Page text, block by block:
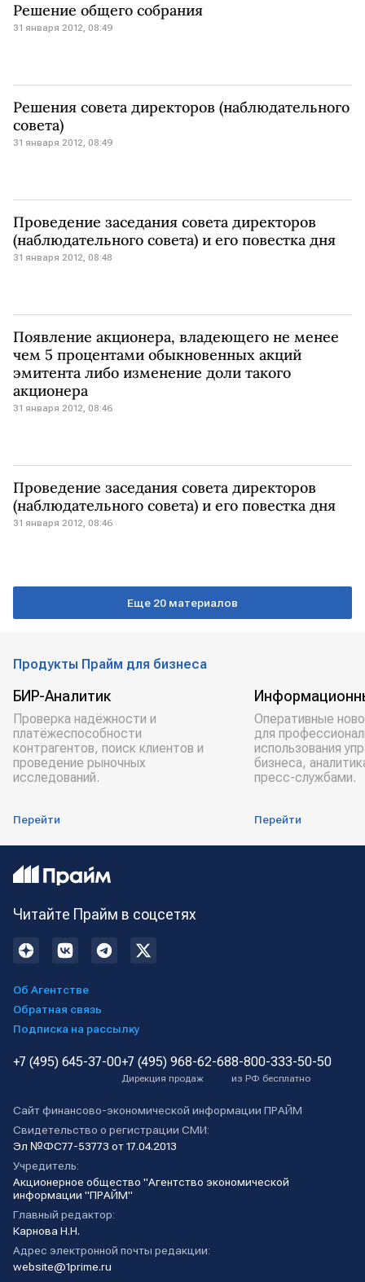
Решение общего собрания
31 января 2012, 08:49
Решения совета директоров (наблюдательного
совета)
31 января 2012, 08:49
Проведение заседания совета директоров
(наблюдательного совета) и его повестка дня
31 января 2012, 08:48
Появление акционера, владеющего не менее
чем 5 процентами обыкновенных акций
эмитента либо изменение доли такого
акционера
31 января 2012, 08:46
Проведение заседания совета директоров
(наблюдательного совета) и его повестка дня
31 января 2012, 08:46
Еще 20 материалов
Продукты Прайм для бизнеса
БИР-Аналитик
Проверка надёжности и
платёжеспособности
контрагентов, поиск клиентов и
проведение рыночных
исследований.
Перейти
Оперативные
для
использования
бизнеса,
пресс-службами.
Перейти
Читайте Прайм в соцсетях
Об Агентстве
Обратная связь
Подписка на рассылку
+7 (495) 645-37-00+7 (495) 968-62-68
Дирекция продаж
8-800-333-50-50
из РФ бесплатно
Сайт финансово-экономической информации ПРАЙМ
Свидетельство о регистрации СМИ:
Эл №ФС77-53773 от 17.04.2013
Учредитель:
Акционерное общество "Агентство экономической
информации "ПРАЙМ"
Главный редактор:
Карнова Н.Н.
Адрес электронной почты редакции:
website@1prime.ru